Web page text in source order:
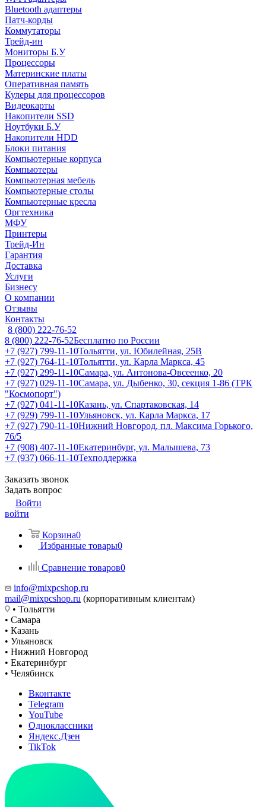
Bluetooth адаптеры
Патч-корды
Коммутаторы
Трейд-ин
Мониторы Б.У
Процессоры
Материнские платы
Оперативная память
Кулеры для процессоров
Видеокарты
Накопители SSD
Ноутбуки Б.У
Накопители HDD
Блоки питания
Компьютерные корпуса
Компьютеры
Компьютерная мебель
Компьютерные столы
Компьютерные кресла
Оргтехника
МФУ
Принтеры
Трейд-Ин
Гарантия
Доставка
Услуги
Бизнесу
О компании
Отзывы
Контакты
8 (800) 222-76-52
8 (800) 222-76-52Бесплатно по России
+7 (927) 799-11-10Тольятти, ул. Юбилейная, 25В
+7 (927) 764-11-10Тольятти, ул. Карла Маркса, 45
+7 (927) 299-11-10Самара, ул. Антонова-Овсеенко, 20
+7 (927) 029-11-10Самара, ул. Дыбенко, 30, секция 1-86 (ТРК
"Космопорт")
+7 (927) 041-11-10Казань, ул. Спартаковская, 14
+7 (929) 799-11-10Ульяновск, ул. Карла Маркса, 17
+7 (927) 790-11-10Нижний Новгород, пл. Максима Горького,
76/5
+7 (908) 407-11-10Екатеринбург, ул. Малышева, 73
+7 (937) 066-11-10Техподдержка
Заказать звонок
Задать вопрос
Войти
войти
Корзина0
Избранные товары0
Сравнение товаров0
info@mixpcshop.ru
mail@mixpcshop.ru (корпоративным клиентам)
• Тольятти
• Самара
• Казань
• Ульяновск
• Нижний Новгород
• Екатеринбург
• Челябинск
Вконтакте
Telegram
YouTube
Одноклассники
Яндекс.Дзен
TikTok